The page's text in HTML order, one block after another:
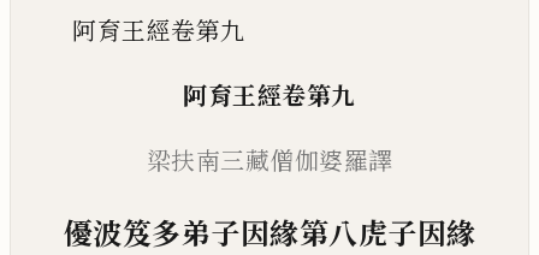
阿育王經卷第九
阿育王經卷第九
梁扶南三藏僧伽婆羅譯
優波笈多弟子因緣第八虎子因緣